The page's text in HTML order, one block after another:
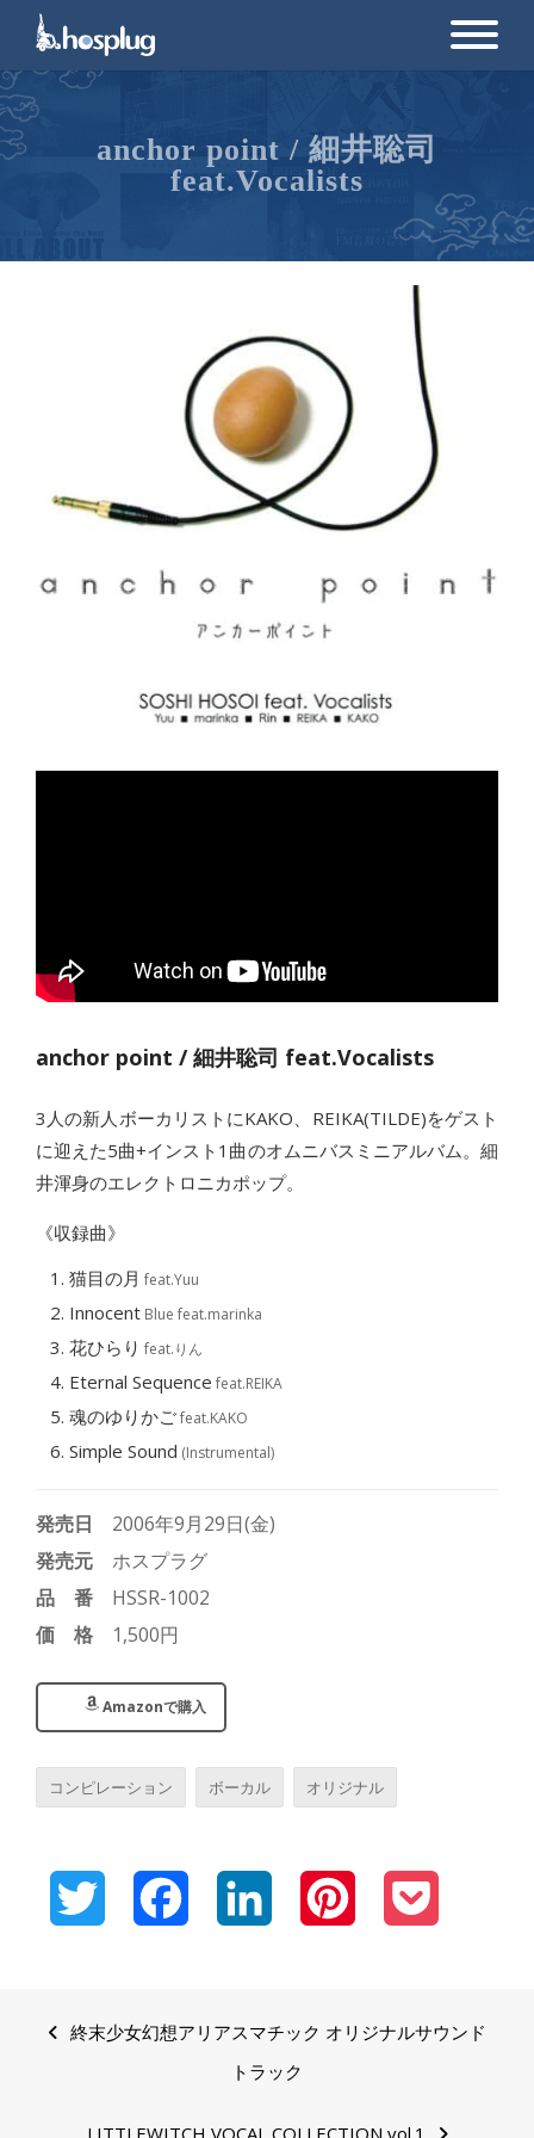
anchor point / 細井聡司
feat.Vocalists
anchor point / 細井聡司 feat.Vocalists
3人の新人ボーカリストにKAKO、REIKA(TILDE)をゲスト
に迎えた5曲+インスト1曲のオムニバスミニアルバム。細
井渾身のエレクトロニカポップ。
《収録曲》
猫目の月 feat.Yuu
Innocent Blue feat.marinka
花ひらり feat.りん
Eternal Sequence feat.REIKA
魂のゆりかごfeat.KAKO
Simple Sound (Instrumental)
発売日
2006年9月29日(金)
発売元
ホスプラグ
品番
HSSR-1002
価格
1,500円
Amazonで購入
コンピレーション ボーカル オリジナル
Twitter Facebook LinkedIn Pinterest
navigation
終末少女幻想アリアスマチック オリジナルサウンド
トラック